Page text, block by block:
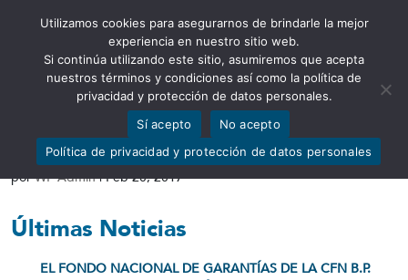
Abrir barra de herramientas
Anual (Dic. 2015 – Dic. 2016)
porWP Admin|Feb 20, 2017
Últimas Noticias
EL FONDO NACIONAL DE GARANTÍAS DE LA CFN B.P.
Utilizamos cookies para asegurarnos de brindarle la mejor
experiencia en nuestro sitio web.
Si continúa utilizando este sitio, asumiremos que acepta
nuestros términos y condiciones así como la política de
privacidad y protección de datos personales.
Sí acepto
No acepto
Política de privacidad y protección de datos personales